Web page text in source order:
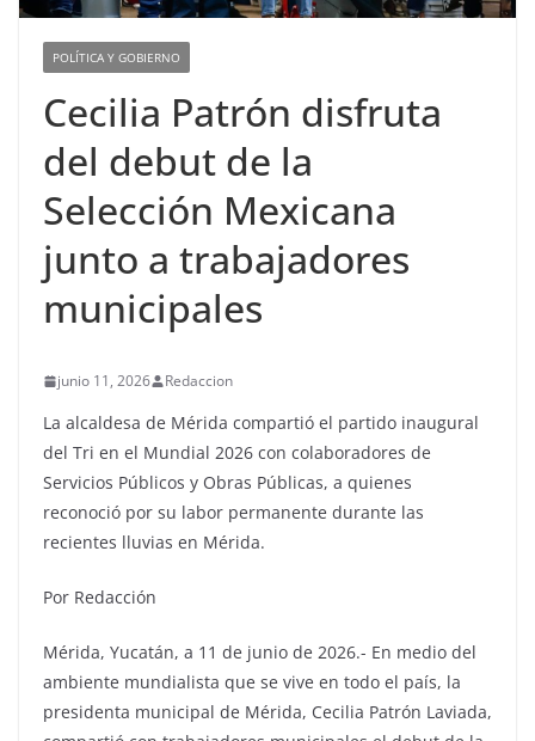
POLÍTICA Y GOBIERNO
Cecilia Patrón disfruta
del debut de la
Selección Mexicana
junto a trabajadores
municipales
junio 11, 2026 Redaccion
La alcaldesa de Mérida compartió el partido inaugural
del Tri en el Mundial 2026 con colaboradores de
Servicios Públicos y Obras Públicas, a quienes
reconoció por su labor permanente durante las
recientes lluvias en Mérida.
Por Redacción
Mérida, Yucatán, a 11 de junio de 2026.- En medio del
ambiente mundialista que se vive en todo el país, la
presidenta municipal de Mérida, Cecilia Patrón Laviada,